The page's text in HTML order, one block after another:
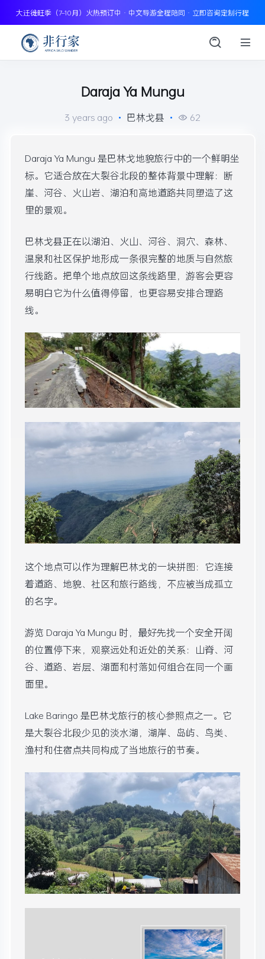
大迁徙旺季（7–10月）火热预订中 · 中文导游全程陪同 · 立即咨询定制行程
Daraja Ya Mungu
3 years ago • 巴林戈县 • 62
Daraja Ya Mungu 是巴林戈地貌旅行中的一个鲜明坐
标。它适合放在大裂谷北段的整体背景中理解：断
崖、河谷、火山岩、湖泊和高地道路共同塑造了这
里的景观。
巴林戈县正在以湖泊、火山、河谷、洞穴、森林、
温泉和社区保护地形成一条很完整的地质与自然旅
行线路。把单个地点放回这条线路里，游客会更容
易明白它为什么值得停留，也更容易安排合理路
线。
这个地点可以作为理解巴林戈的一块拼图：它连接
着道路、地貌、社区和旅行路线，不应被当成孤立
的名字。
游览 Daraja Ya Mungu 时，最好先找一个安全开阔
的位置停下来，观察远处和近处的关系：山脊、河
谷、道路、岩层、湖面和村落如何组合在同一个画
面里。
Lake Baringo 是巴林戈旅行的核心参照点之一。它
是大裂谷北段少见的淡水湖，湖岸、岛屿、鸟类、
渔村和住宿点共同构成了当地旅行的节奏。